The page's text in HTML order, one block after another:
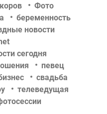
Фото
беременность
новости
сегодня
певец
свадьба
телеведущая